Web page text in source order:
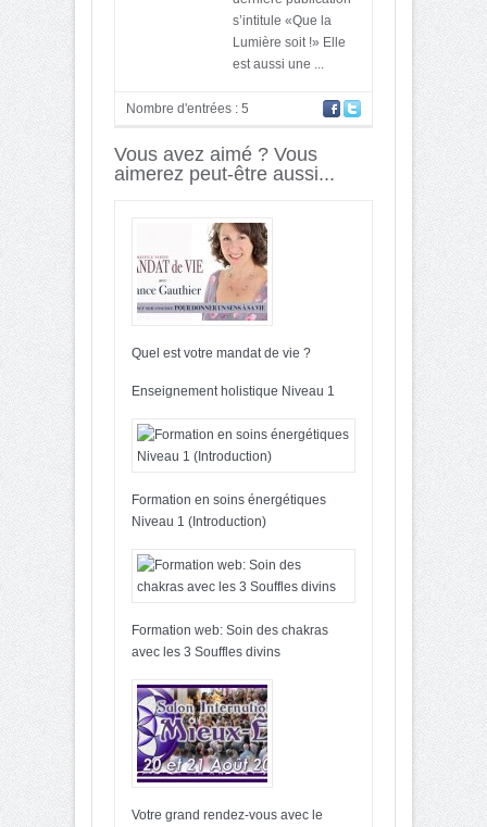
s’intitule «Que la
Lumière soit !» Elle
est aussi une ...
Nombre d'entrées : 5
Vous avez aimé ? Vous
aimerez peut-être aussi...
Quel est votre mandat de vie ?
Enseignement holistique Niveau 1
Formation en soins énergétiques
Niveau 1 (Introduction)
Formation web: Soin des chakras
avec les 3 Souffles divins
Votre grand rendez-vous avec le